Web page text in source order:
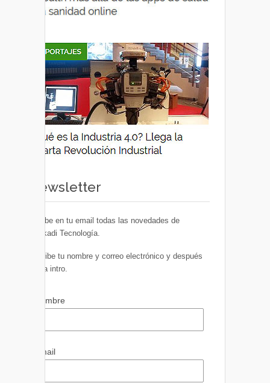
Newsletter
Recibe en tu email todas las novedades de
Euskadi Tecnología.
Escribe tu nombre y correo electrónico y después
pulsa intro.
Nombre
Email